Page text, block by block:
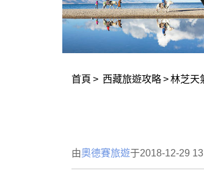
首頁 > 西藏旅遊攻略>林芝天
由奧德賽旅遊于2018-12-29